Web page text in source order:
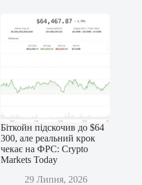
Біткойн підскочив до $64
300, але реальний крок
чекає на ФРС: Crypto
Markets Today
29 Липня, 2026